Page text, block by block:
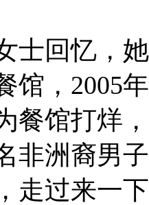
士回忆，
馆，2005
餐馆打烊
非洲裔男
走过来一